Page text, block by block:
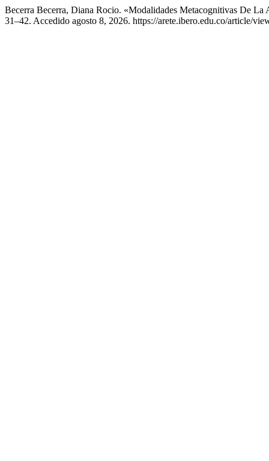
Becerra Becerra, Diana Rocio. «Modalidades Metacognitivas De
31–42. Accedido agosto 8, 2026. https://arete.ibero.edu.co/article/